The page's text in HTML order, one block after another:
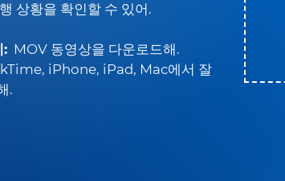
상황을 확인할 수 있어.
: MOV 동영상을 다운로드해.
iPhone, iPad, Mac에서 잘
.